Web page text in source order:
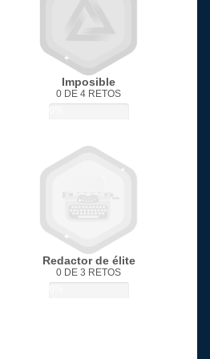
Imposible
0 DE 4 RETOS
Redactor de élite
0 DE 3 RETOS